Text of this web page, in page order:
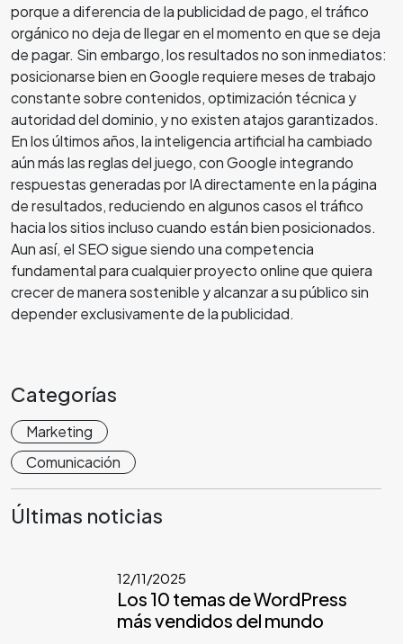
porque a diferencia de la publicidad de pago, el tráfico
orgánico no deja de llegar en el momento en que se deja
de pagar. Sin embargo, los resultados no son inmediatos:
posicionarse bien en Google requiere meses de trabajo
constante sobre contenidos, optimización técnica y
autoridad del dominio, y no existen atajos garantizados.
En los últimos años, la inteligencia artificial ha cambiado
aún más las reglas del juego, con Google integrando
respuestas generadas por IA directamente en la página
de resultados, reduciendo en algunos casos el tráfico
hacia los sitios incluso cuando están bien posicionados.
Aun así, el SEO sigue siendo una competencia
fundamental para cualquier proyecto online que quiera
crecer de manera sostenible y alcanzar a su público sin
depender exclusivamente de la publicidad.
Categorías
Marketing
Comunicación
Últimas noticias
12/11/2025
Los 10 temas de WordPress
más vendidos del mundo